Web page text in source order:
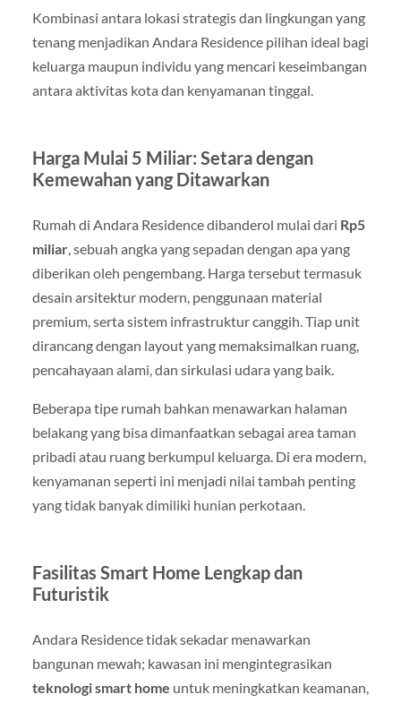
Kombinasi antara lokasi strategis dan lingkungan yang
tenang menjadikan Andara Residence pilihan ideal bagi
keluarga maupun individu yang mencari keseimbangan
antara aktivitas kota dan kenyamanan tinggal.
Harga Mulai 5 Miliar: Setara dengan
Kemewahan yang Ditawarkan
Rumah di Andara Residence dibanderol mulai dari Rp5
miliar, sebuah angka yang sepadan dengan apa yang
diberikan oleh pengembang. Harga tersebut termasuk
desain arsitektur modern, penggunaan material
premium, serta sistem infrastruktur canggih. Tiap unit
dirancang dengan layout yang memaksimalkan ruang,
pencahayaan alami, dan sirkulasi udara yang baik.
Beberapa tipe rumah bahkan menawarkan halaman
belakang yang bisa dimanfaatkan sebagai area taman
pribadi atau ruang berkumpul keluarga. Di era modern,
kenyamanan seperti ini menjadi nilai tambah penting
yang tidak banyak dimiliki hunian perkotaan.
Fasilitas Smart Home Lengkap dan
Futuristik
Andara Residence tidak sekadar menawarkan
bangunan mewah; kawasan ini mengintegrasikan
teknologi smart home untuk meningkatkan keamanan,